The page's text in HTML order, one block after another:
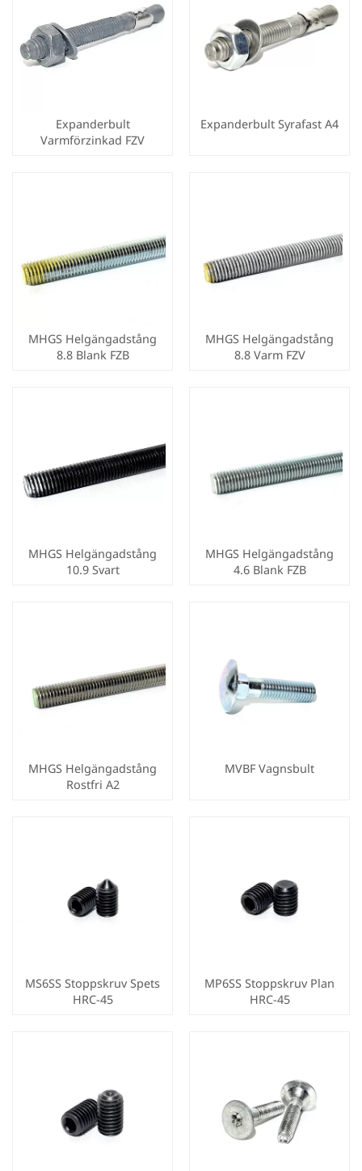
Expanderbult
Varmförzinkad FZV
Expanderbult Syrafast A4
MHGS Helgängadstång
8.8 Blank FZB
MHGS Helgängadstång
8.8 Varm FZV
MHGS Helgängadstång
10.9 Svart
MHGS Helgängadstång
4.6 Blank FZB
MHGS Helgängadstång
Rostfri A2
MVBF Vagnsbult
MS6SS Stoppskruv Spets
HRC-45
MP6SS Stoppskruv Plan
HRC-45